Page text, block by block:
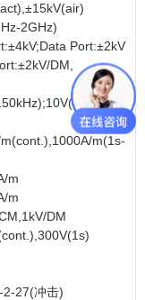
2GHz)
Port:±2kV
DM,
m(1s-
m
m
DM
27(冲击)